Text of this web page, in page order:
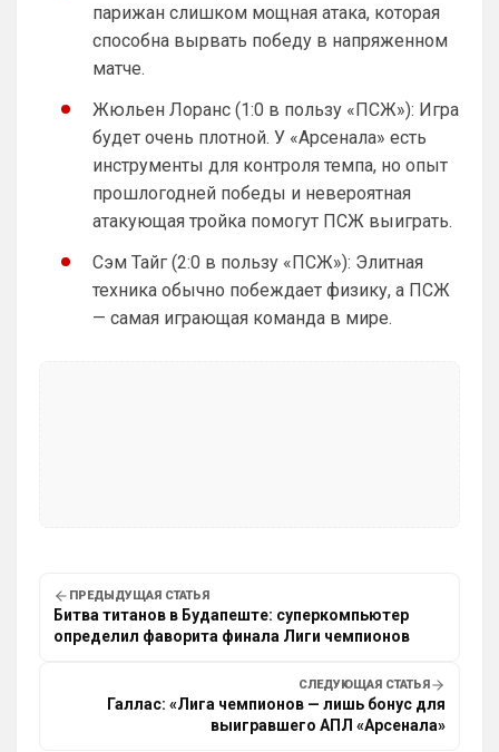
парижан слишком мощная атака, которая
способна вырвать победу в напряженном
матче.
Жюльен Лоранс (1:0 в пользу «ПСЖ»): Игра
будет очень плотной. У «Арсенала» есть
инструменты для контроля темпа, но опыт
прошлогодней победы и невероятная
атакующая тройка помогут ПСЖ выиграть.
Сэм Тайг (2:0 в пользу «ПСЖ»): Элитная
техника обычно побеждает физику, а ПСЖ
— самая играющая команда в мире.
ПРЕДЫДУЩАЯ СТАТЬЯ
Битва титанов в Будапеште: суперкомпьютер
определил фаворита финала Лиги чемпионов
СЛЕДУЮЩАЯ СТАТЬЯ
Галлас: «Лига чемпионов — лишь бонус для
выигравшего АПЛ «Арсенала»
А Ямалю за что ?Блеклый турнир провел
на ЧМ, Англия завоевала бронзу , не
много не дотянули , считай рядом …ЛЧ
Барса тоже не взяла , а по личной стате
Кейн везде сильнее
Аристократ• 13:35
Тот же Олисе больше за заслуживает ,
или Райс …если отдадут Ямалю это будет
А Ямалю за что ?Блеклый турнир провел на
Ответ для AndRey
Вроде Челси отправился в Португалию за
голкипером Порту
Ну, наконец-то! А то уже думалось,
Санчес с нами навсегда.